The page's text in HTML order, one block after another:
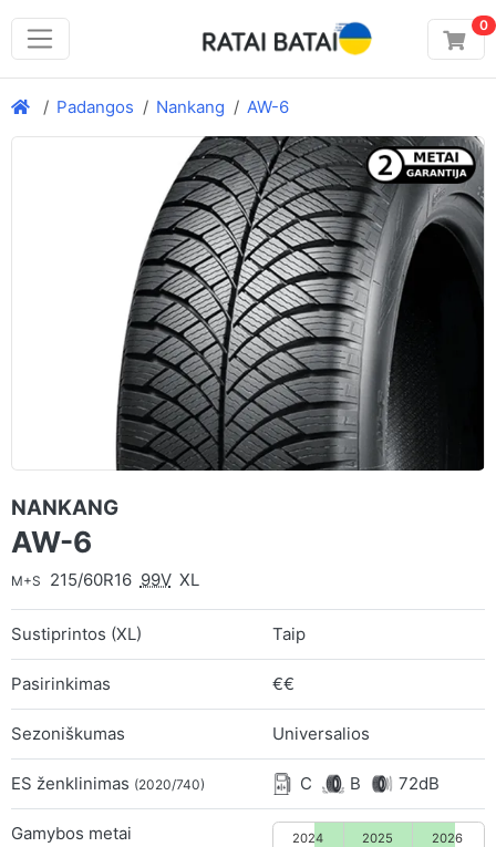
0
Padangos Nankang AW-6
NANKANG
AW-6
M+S 215/60R16 99V XL
Sustiprintos (XL) Taip
Pasirinkimas €€
Sezoniškumas Universalios
ES ženklinimas (2020/740) C B 72dB
Gamybos metai 2024 2025 2026